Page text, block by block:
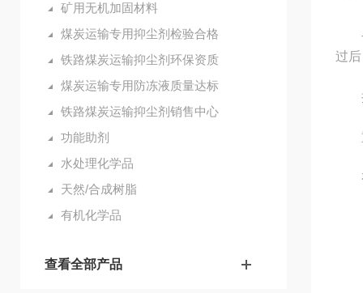
矿用无机加固材料
煤炭运输专用抑尘剂检验合格
铁路煤炭运输抑尘剂环保资质
煤炭运输专用防冻液质量达标
铁路煤炭运输抑尘剂销售中心
功能助剂
水处理化学品
天然/合成树脂
有机化学品
查看全部产品
过
抑
重
有